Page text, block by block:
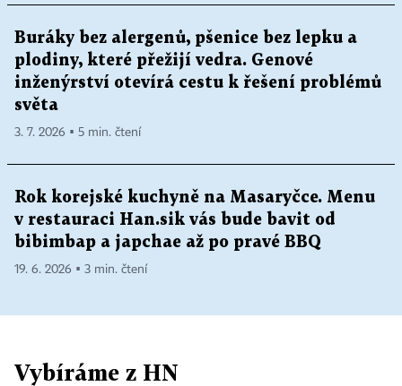
Buráky bez alergenů, pšenice bez lepku a
plodiny, které přežijí vedra. Genové
inženýrství otevírá cestu k řešení problémů
světa
3. 7. 2026 ▪ 5 min. čtení
Rok korejské kuchyně na Masaryčce. Menu
v restauraci Han.sik vás bude bavit od
bibimbap a japchae až po pravé BBQ
19. 6. 2026 ▪ 3 min. čtení
Vybíráme z HN